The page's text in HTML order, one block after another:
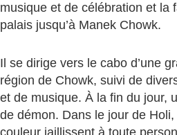
musique et de célébration et la
palais jusqu’à Manek Chowk.
Il se dirige vers le cabo d’une
région de Chowk, suivi de
et de musique. À la fin du jour,
de démon. Dans le jour de Holi,